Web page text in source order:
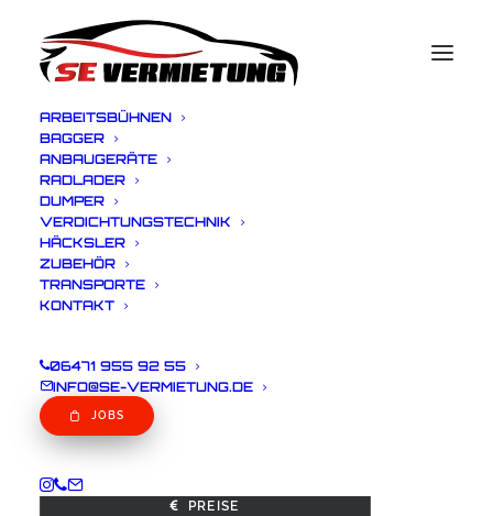
ARBEITSBÜHNEN
BAGGER
ANBAUGERÄTE
RADLADER
DUMPER
VERDICHTUNGSTECHNIK
HÄCKSLER
ZUBEHÖR
TRANSPORTE
KONTAKT
06471 955 92 55
INFO@SE-VERMIETUNG.DE
JOBS
WN DT10 Kettendumper
Eckdaten
Muldeninhalt: 427 l
Nutzlast: 1000 Kg
PREISE